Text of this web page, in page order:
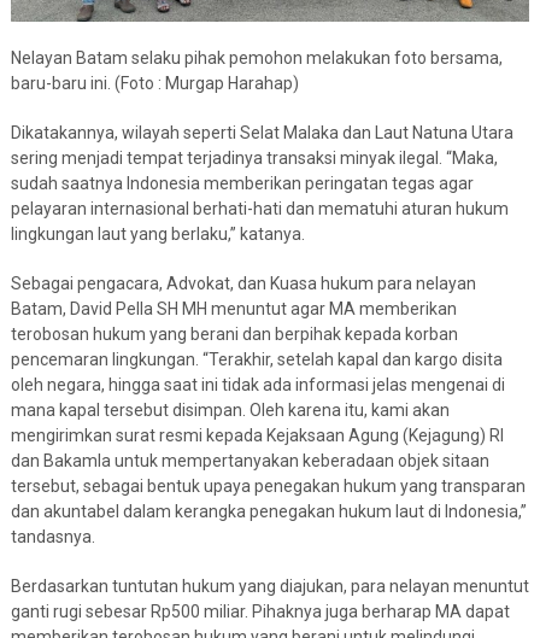
Nelayan Batam selaku pihak pemohon melakukan foto bersama,
baru-baru ini. (Foto : Murgap Harahap)
Dikatakannya, wilayah seperti Selat Malaka dan Laut Natuna Utara
sering menjadi tempat terjadinya transaksi minyak ilegal. “Maka,
sudah saatnya Indonesia memberikan peringatan tegas agar
pelayaran internasional berhati-hati dan mematuhi aturan hukum
lingkungan laut yang berlaku,” katanya.
Sebagai pengacara, Advokat, dan Kuasa hukum para nelayan
Batam, David Pella SH MH menuntut agar MA memberikan
terobosan hukum yang berani dan berpihak kepada korban
pencemaran lingkungan. “Terakhir, setelah kapal dan kargo disita
oleh negara, hingga saat ini tidak ada informasi jelas mengenai di
mana kapal tersebut disimpan. Oleh karena itu, kami akan
mengirimkan surat resmi kepada Kejaksaan Agung (Kejagung) RI
dan Bakamla untuk mempertanyakan keberadaan objek sitaan
tersebut, sebagai bentuk upaya penegakan hukum yang transparan
dan akuntabel dalam kerangka penegakan hukum laut di Indonesia,”
tandasnya.
Berdasarkan tuntutan hukum yang diajukan, para nelayan menuntut
ganti rugi sebesar Rp500 miliar. Pihaknya juga berharap MA dapat